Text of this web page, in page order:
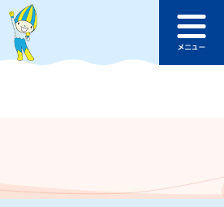
このページの本文へ
ュ